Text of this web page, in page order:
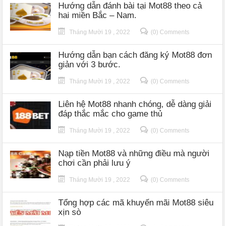
Hướng dẫn đánh bài tại Mot88 theo cả
hai miền Bắc – Nam.
Tháng Mười 19 , 2022 (0) Comments
Hướng dẫn bạn cách đăng ký Mot88 đơn
giản với 3 bước.
Tháng Mười 19 , 2022 (0) Comments
Liên hệ Mot88 nhanh chóng, dễ dàng giải
đáp thắc mắc cho game thủ
Tháng Mười 19 , 2022 (0) Comments
Nạp tiền Mot88 và những điều mà người
chơi cần phải lưu ý
Tháng Mười 19 , 2022 (0) Comments
Tổng hợp các mã khuyến mãi Mot88 siêu
xịn sò